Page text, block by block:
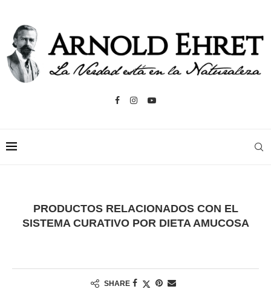
PRODUCTOS RELACIONADOS CON EL
SISTEMA CURATIVO POR DIETA AMUCOSA
SHARE